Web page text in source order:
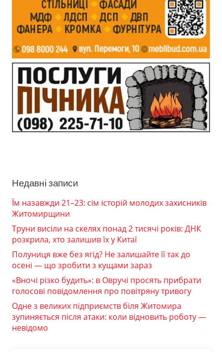
Недавні записи
Їм назавжди 21–23: сім історій молодих захисників
Житомирщини
Труни висіли на скелях понад 2 тисячі років: ДНК
розкрила, хто залишив їх у Китаї
Полуниця вже без ягід? Не залишайте її так до
осені — що зробити з кущами зараз
«Вночі різко будить»: в Овручі просять прибрати
голосові повідомлення про повітряну тривогу
Одне з великих підприємств біля Житомира
зупиняється після атаки: коли відновить роботу —
невідомо